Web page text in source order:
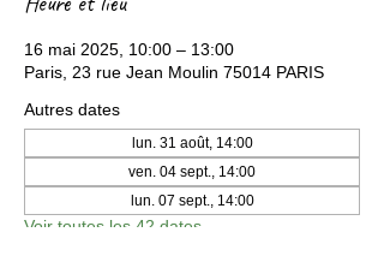
16 mai 2025, 10:00 – 13:00
Paris, 23 rue Jean Moulin 75014 PARIS
Autres dates
lun. 31 août, 14:00
ven. 04 sept., 14:00
lun. 07 sept., 14:00
Voir toutes les 42 dates